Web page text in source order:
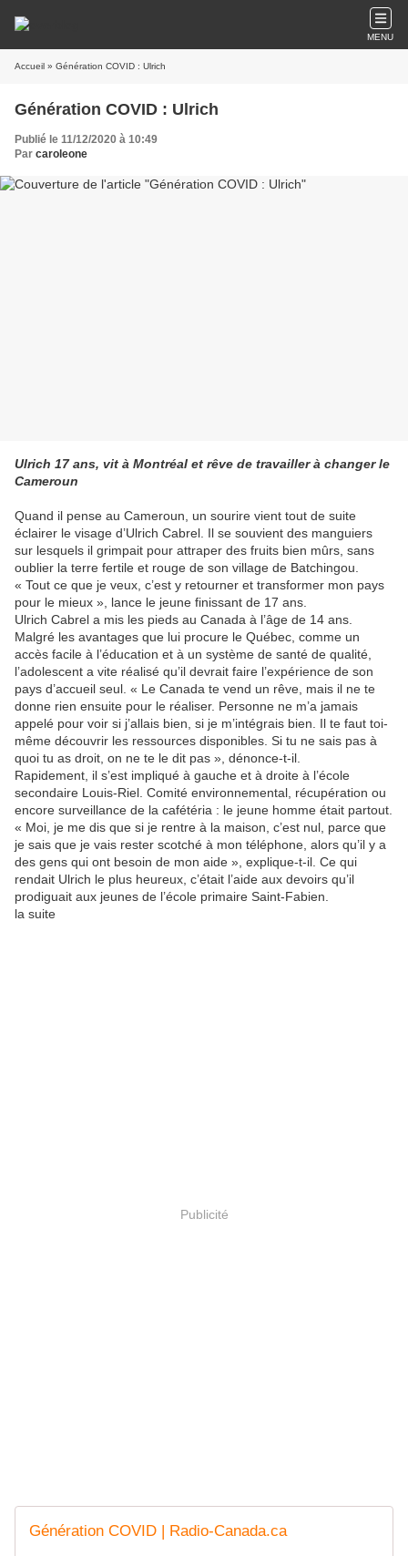
MENU
Accueil » Génération COVID : Ulrich
Génération COVID : Ulrich
Publié le 11/12/2020 à 10:49
Par caroleone
Ulrich 17 ans, vit à Montréal et rêve de travailler à changer le
Cameroun
Quand il pense au Cameroun, un sourire vient tout de suite
éclairer le visage d’Ulrich Cabrel. Il se souvient des manguiers
sur lesquels il grimpait pour attraper des fruits bien mûrs, sans
oublier la terre fertile et rouge de son village de Batchingou.
« Tout ce que je veux, c’est y retourner et transformer mon pays
pour le mieux », lance le jeune finissant de 17 ans.
Ulrich Cabrel a mis les pieds au Canada à l’âge de 14 ans.
Malgré les avantages que lui procure le Québec, comme un
accès facile à l’éducation et à un système de santé de qualité,
l’adolescent a vite réalisé qu’il devrait faire l’expérience de son
pays d’accueil seul. « Le Canada te vend un rêve, mais il ne te
donne rien ensuite pour le réaliser. Personne ne m’a jamais
appelé pour voir si j’allais bien, si je m’intégrais bien. Il te faut toi-
même découvrir les ressources disponibles. Si tu ne sais pas à
quoi tu as droit, on ne te le dit pas », dénonce-t-il.
Rapidement, il s’est impliqué à gauche et à droite à l’école
secondaire Louis-Riel. Comité environnemental, récupération ou
encore surveillance de la cafétéria : le jeune homme était partout.
« Moi, je me dis que si je rentre à la maison, c’est nul, parce que
je sais que je vais rester scotché à mon téléphone, alors qu’il y a
des gens qui ont besoin de mon aide », explique-t-il. Ce qui
rendait Ulrich le plus heureux, c’était l’aide aux devoirs qu’il
prodiguait aux jeunes de l’école primaire Saint-Fabien.
la suite
Publicité
Génération COVID | Radio-Canada.ca